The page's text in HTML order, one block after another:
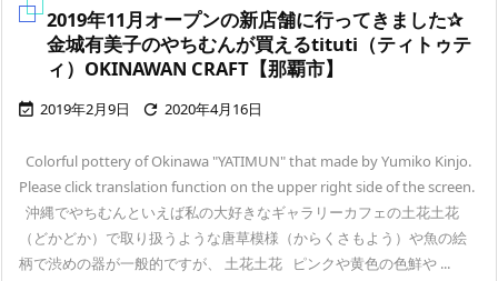
2019年11月オープンの新店舗に行ってきました✰
金城有美子のやちむんが買えるtituti（ティトゥテ
ィ）OKINAWAN CRAFT【那覇市】
 2019年2月9日  2020年4月16日
Colorful pottery of Okinawa "YATIMUN" that made by Yumiko Kinjo.
Please click translation function on the upper right side of the screen.
沖縄でやちむんといえば私の大好きなギャラリーカフェの土花土花
（どかどか）で取り扱うような唐草模様（からくさもよう）や魚の絵
柄で渋めの器が一般的ですが、 土花土花 ピンクや黄色の色鮮や ...